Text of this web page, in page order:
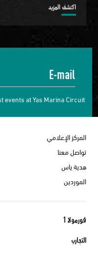
اكتشف المزيد
events at Yas Marina Circuit
المركز الإعلامي
تواصل معنا
هدية ياس
الموردين
فورمولا 1
التجارب